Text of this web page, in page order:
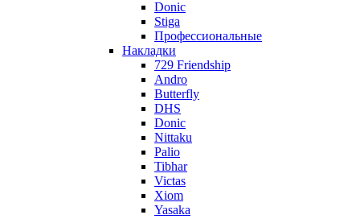
Donic
Stiga
Профессиональные
Накладки
729 Friendship
Andro
Butterfly
DHS
Donic
Nittaku
Palio
Tibhar
Victas
Xiom
Yasaka